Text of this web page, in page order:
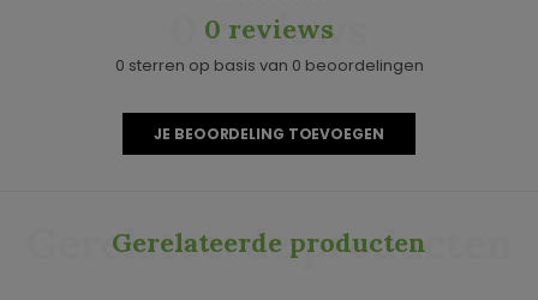
0 reviews
0 reviews
0 sterren op basis van 0 beoordelingen
JE BEOORDELING TOEVOEGEN
Gerelateerde producten
Gerelateerde producten